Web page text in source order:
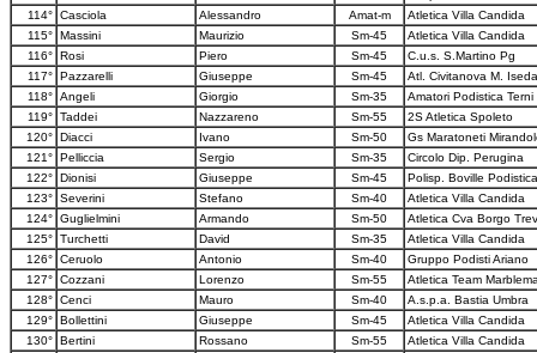
114° Casciola Alessandro Amat-m
Atletica Villa Candida
115° Massini Maurizio Sm-45
Atletica Villa Candida
116° Rosi Piero Sm-45
C.u.s. S.Martino Pg
117° Pazzarelli Giuseppe Sm-45
Atl. Civitanova M. Iseda
118° Angeli Giorgio Sm-35
Amatori Podistica Terni
119° Taddei Nazzareno Sm-55
2S Atletica Spoleto
120° Diacci Ivano Sm-50
Gs Maratoneti
121° Pelliccia Sergio Sm-35
Circolo Dip. Perugina
122° Dionisi Giuseppe Sm-45
Polisp. Boville Podistica
123° Severini Stefano Sm-40
Atletica Villa Candida
124° Guglielmini Armando Sm-50
Atletica Cva Borgo
125° Turchetti David Sm-35
Atletica Villa Candida
126° Ceruolo Antonio Sm-40
Gruppo Podisti Ariano
127° Cozzani Lorenzo Sm-55
Atletica Team
128° Cenci Mauro Sm-40
A.s.p.a. Bastia Umbra
129° Bollettini Giuseppe Sm-45
Atletica Villa Candida
130° Bertini Rossano Sm-55
Atletica Villa Candida